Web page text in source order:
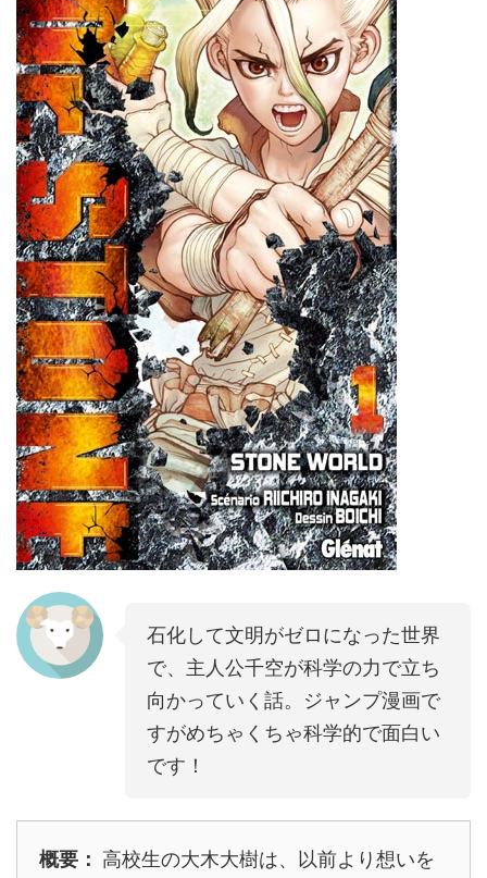
石化して文明がゼロになった世界
で、主人公千空が科学の力で立ち
向かっていく話。ジャンプ漫画で
すがめちゃくちゃ科学的で面白い
です！
概要： 高校生の大木大樹は、以前より想いを